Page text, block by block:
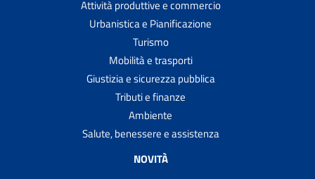
Attività produttive e commercio
Urbanistica e Pianificazione
Turismo
Mobilità e trasporti
Giustizia e sicurezza pubblica
Tributi e finanze
Ambiente
Salute, benessere e assistenza
NOVITÀ